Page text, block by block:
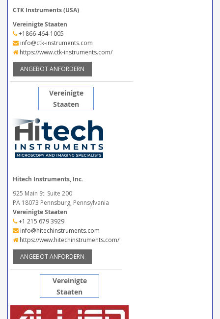
CTK Instruments (USA)
Vereinigte Staaten
+1866-464-1005
info@ctk-instruments.com
https://www.ctk-instruments.com/
ANGEBOT ANFORDERN
Vereinigte
Staaten
Hitech Instruments, Inc.
925 Main St. Suite 200
PA 18073 Pennsburg, Pennsylvania
Vereinigte Staaten
+1 215 679 3929
info@hitechinstruments.com
https://www.hitechinstruments.com/
ANGEBOT ANFORDERN
Vereinigte
Staaten